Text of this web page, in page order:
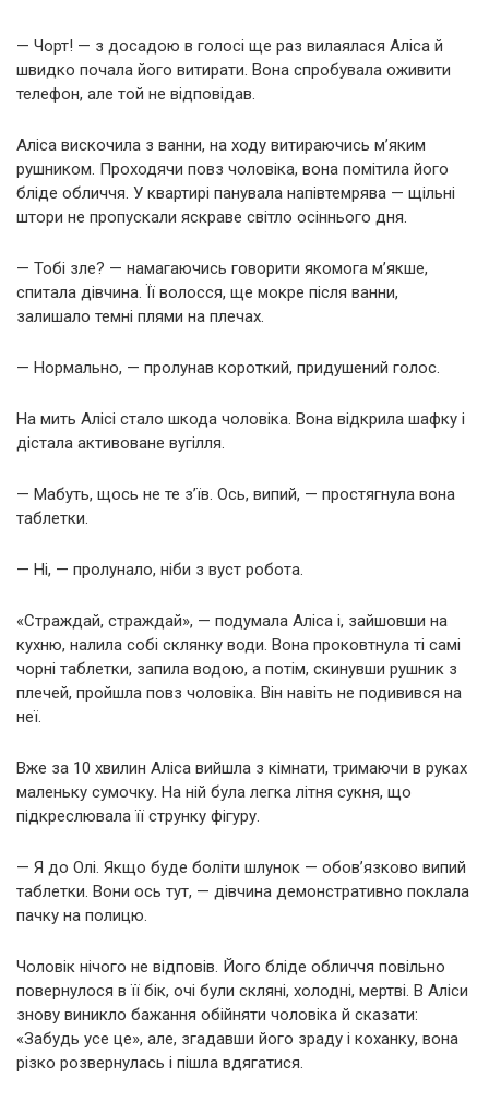
— Чорт! — з досадою в голосі ще раз вилаялася Аліса й
швидко почала його витирати. Вона спробувала оживити
телефон, але той не відповідав.
Аліса вискочила з ванни, на ходу витираючись м’яким
рушником. Проходячи повз чоловіка, вона помітила його
бліде обличчя. У квартирі панувала напівтемрява — щільні
штори не пропускали яскраве світло осіннього дня.
— Тобі зле? — намагаючись говорити якомога м’якше,
спитала дівчина. Її волосся, ще мокре після ванни,
залишало темні плями на плечах.
— Нормально, — пролунав короткий, придушений голос.
На мить Алісі стало шкода чоловіка. Вона відкрила шафку і
дістала активоване вугілля.
— Мабуть, щось не те з’їв. Ось, випий, — простягнула вона
таблетки.
— Ні, — пролунало, ніби з вуст робота.
«Страждай, страждай», — подумала Аліса і, зайшовши на
кухню, налила собі склянку води. Вона проковтнула ті самі
чорні таблетки, запила водою, а потім, скинувши рушник з
плечей, пройшла повз чоловіка. Він навіть не подивився на
неї.
Вже за 10 хвилин Аліса вийшла з кімнати, тримаючи в руках
маленьку сумочку. На ній була легка літня сукня, що
підкреслювала її струнку фігуру.
— Я до Олі. Якщо буде боліти шлунок — обов’язково випий
таблетки. Вони ось тут, — дівчина демонстративно поклала
пачку на полицю.
Чоловік нічого не відповів. Його бліде обличчя повільно
повернулося в її бік, очі були скляні, холодні, мертві. В Аліси
знову виникло бажання обійняти чоловіка й сказати:
«Забудь усе це», але, згадавши його зраду і коханку, вона
різко розвернулась і пішла вдягатися.